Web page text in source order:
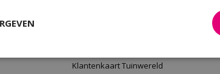
Klantenkaart Tuinwereld